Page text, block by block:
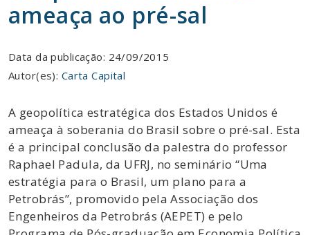
ameaça ao pré-sal
Data da publicação: 24/09/2015
Autor(es): Carta Capital
A geopolítica estratégica dos Estados Unidos é
ameaça à soberania do Brasil sobre o pré-sal. Esta
é a principal conclusão da palestra do professor
Raphael Padula, da UFRJ, no seminário “Uma
estratégia para o Brasil, um plano para a
Petrobrás”, promovido pela Associação dos
Engenheiros da Petrobrás (AEPET) e pelo